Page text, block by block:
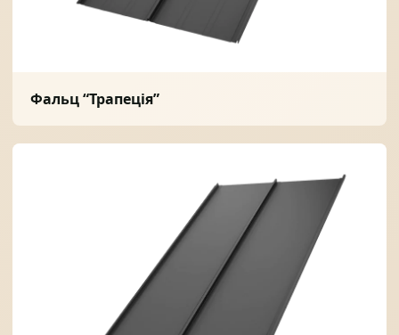
Фальц “Трапеція”